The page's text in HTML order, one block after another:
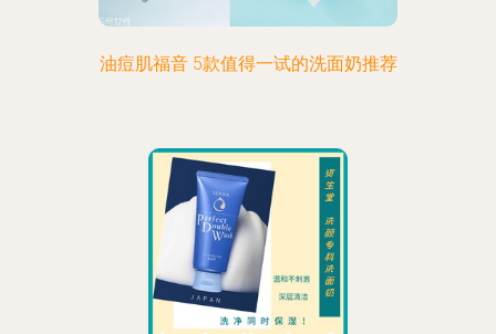
油痘肌福音 5款值得一试的洗面奶推荐